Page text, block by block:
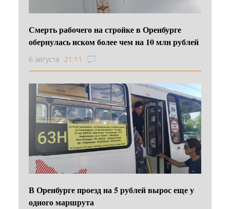
Смерть рабочего на стройке в Оренбурге
обернулась иском более чем на 10 млн рублей
6 августа 21:11
В Оренбурге проезд на 5 рублей вырос еще у
одного маршрута